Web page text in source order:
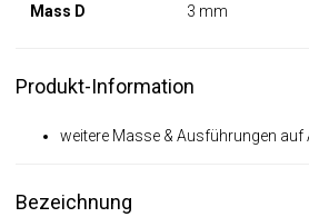
Mass D
3 mm
Produkt-Information
weitere Masse & Ausführungen auf
Bezeichnung